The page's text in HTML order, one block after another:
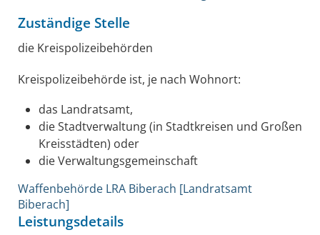
Zuständige Stelle
die Kreispolizeibehörden
Kreispolizeibehörde ist, je nach Wohnort:
das Landratsamt,
die Stadtverwaltung (in Stadtkreisen und Großen
Kreisstädten) oder
die Verwaltungsgemeinschaft
Waffenbehörde LRA Biberach [Landratsamt
Biberach]
Leistungsdetails